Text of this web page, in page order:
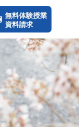
無料体験授業
資料請求